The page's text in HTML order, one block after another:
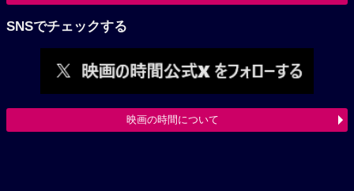
SNSでチェックする
映画の時間について